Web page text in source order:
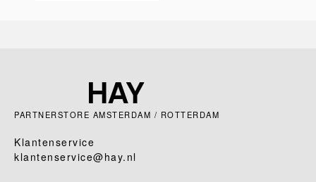
PARTNERSTORE AMSTERDAM / ROTTERDAM
Klantenservice
klantenservice@hay.nl